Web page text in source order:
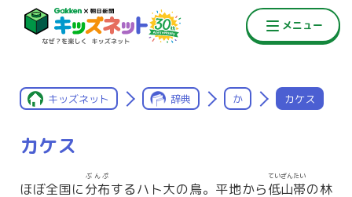
キッズネット 辞典 か カケス
カケス
ほぼ全国に分布
ぶんぷ
するハト大の鳥。平地から低山帯
ていざんたい
の林